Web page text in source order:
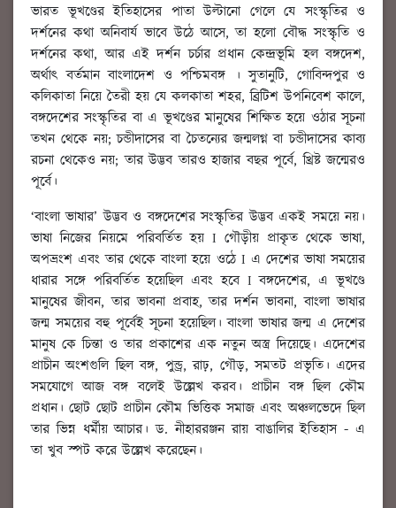
ভারত ভূখণ্ডের ইতিহাসের পাতা উল্টানো গেলে যে সংস্কৃতির ও
দর্শনের কথা অনিবার্য ভাবে উঠে আসে, তা হলো বৌদ্ধ সংস্কৃতি ও
দর্শনের কথা, আর এই দর্শন চর্চার প্রধান কেন্দ্রভূমি হল বঙ্গদেশ,
অর্থাৎ বর্তমান বাংলাদেশ ও পশ্চিমবঙ্গ । সুতানুটি, গোবিন্দপুর ও
কলিকাতা নিয়ে তৈরী হয় যে কলকাতা শহর, ব্রিটিশ উপনিবেশ কালে,
বঙ্গদেশের সংস্কৃতির বা এ ভূখণ্ডের মানুষের শিক্ষিত হয়ে ওঠার সূচনা
তখন থেকে নয়; চন্ডীদাসের বা চৈতন্যের জন্মলগ্ন বা চন্ডীদাসের কাব্য
রচনা থেকেও নয়; তার উদ্ভব তারও হাজার বছর পূর্বে, খ্রিষ্ট জন্মেরও
পূর্বে।
‘বাংলা ভাষার’ উদ্ভব ও বঙ্গদেশের সংস্কৃতির উদ্ভব একই সময়ে নয়।
ভাষা নিজের নিয়মে পরিবর্তিত হয় I গৌড়ীয় প্রাকৃত থেকে ভাষা,
অপভ্রংশ এবং তার থেকে বাংলা হয়ে ওঠে I এ দেশের ভাষা সময়ের
ধারার সঙ্গে পরিবর্তিত হয়েছিল এবং হবে I বঙ্গদেশের, এ ভূখণ্ডে
মানুষের জীবন, তার ভাবনা প্রবাহ, তার দর্শন ভাবনা, বাংলা ভাষার
জন্ম সময়ের বহু পূর্বেই সূচনা হয়েছিল। বাংলা ভাষার জন্ম এ দেশের
মানুষ কে চিন্তা ও তার প্রকাশের এক নতুন অস্ত্র দিয়েছে। এদেশের
প্রাচীন অংশগুলি ছিল বঙ্গ, পুন্ড্র, রাঢ়, গৌড়, সমতট প্রভৃতি। এদের
সমযোগে আজ বঙ্গ বলেই উল্লেখ করব। প্রাচীন বঙ্গ ছিল কৌম
প্রধান। ছোট ছোট প্রাচীন কৌম ভিত্তিক সমাজ এবং অঞ্চলভেদে ছিল
তার ভিন্ন ধর্মীয় আচার। ড. নীহাররঞ্জন রায় বাঙালির ইতিহাস - এ
তা খুব স্পট করে উল্লেখ করেছেন।